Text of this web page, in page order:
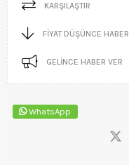
KARŞILAŞTIR
FIYAT DÜŞÜNCE
GELINCE HABER VER
WhatsApp